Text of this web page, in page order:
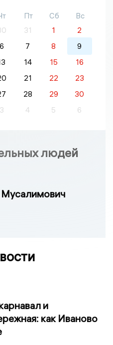
Пт Сб
Вс
31 1
2
6 7 8
9
14 15
16
21 22
23
28 29
30
3 4 5 6
людей
и
как Иваново